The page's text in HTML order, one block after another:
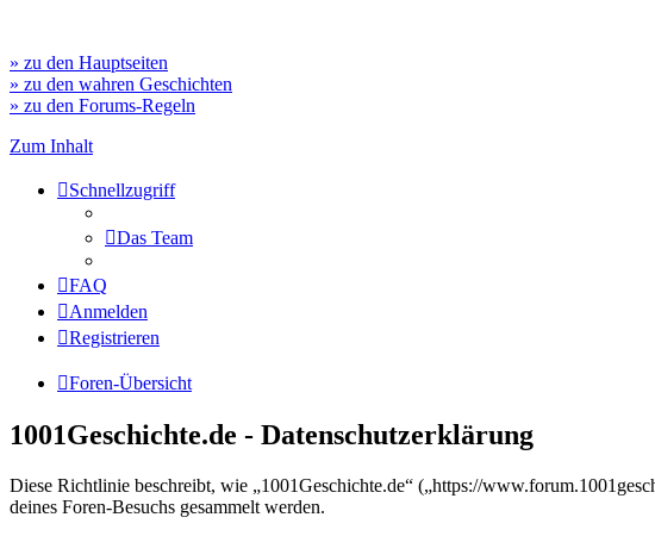
» zu den Hauptseiten
» zu den wahren Geschichten
» zu den Forums-Regeln
Zum Inhalt
Schnellzugriff
Das Team
FAQ
Anmelden
Registrieren
Foren-Übersicht
1001Geschichte.de - Datenschutzerklärung
Diese Richtlinie beschreibt, wie „1001Geschichte.de“ („https://
deines Foren-Besuchs gesammelt werden.